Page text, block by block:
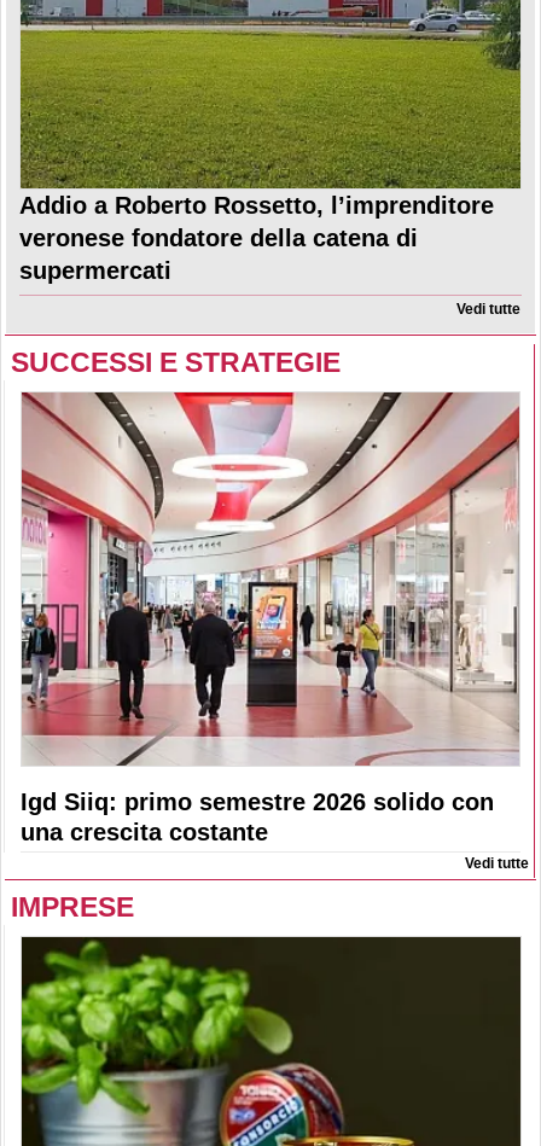
Addio a Roberto Rossetto, l’imprenditore
veronese fondatore della catena di
supermercati
Vedi tutte
SUCCESSI E STRATEGIE
Igd Siiq: primo semestre 2026 solido con
una crescita costante
Vedi tutte
IMPRESE